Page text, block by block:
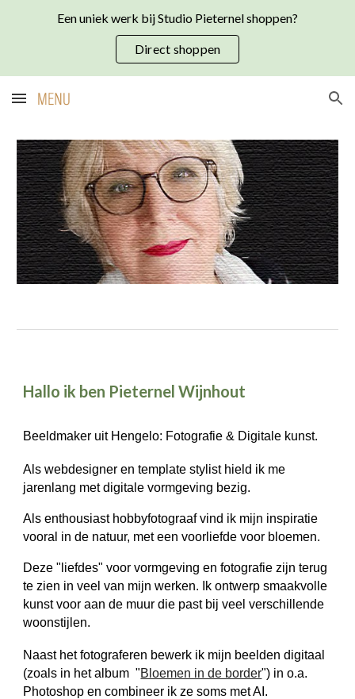
Skip to navigation
Een uniek werk bij Studio Pieternel shoppen?
Direct shoppen
Hallo ik ben Pieternel Wijnhout
Beeldmaker uit Hengelo: Fotografie & Digitale kunst.
Als webdesigner en template stylist hield ik me
jarenlang met digitale vormgeving bezig.
Als enthousiast hobbyfotograaf vind ik mijn inspiratie
vooral in de natuur, met een voorliefde voor bloemen.
Deze "liefdes" voor vormgeving en fotografie zijn terug
te zien in veel van mijn werken. Ik ontwerp smaakvolle
kunst voor aan de muur die past bij veel verschillende
woonstijlen.
Naast het fotograferen bewerk ik mijn beelden digitaal
(zoals in het album "Bloemen in de border") in o.a.
Photoshop en combineer ik ze soms met AI.